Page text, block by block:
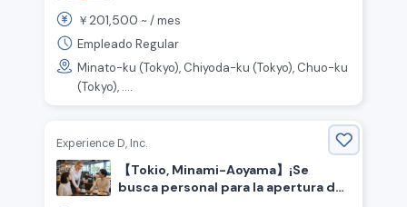
￥201,500 ~ /mes
Empleado Regular
Minato-ku (Tokyo), Chiyoda-ku (Tokyo), Chuo-ku
(Tokyo), ....
Experience D, Inc.
【Tokio, Minami-Aoyama】¡Se
busca personal para la apertura de